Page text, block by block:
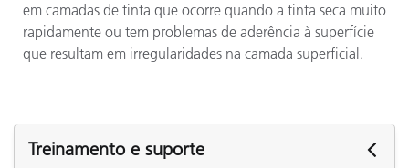
em camadas de tinta que ocorre quando a tinta seca muito
rapidamente ou tem problemas de aderência à superfície
que resultam em irregularidades na camada superficial.
Treinamento e suporte